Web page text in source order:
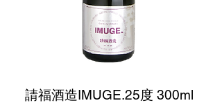
請福酒造IMUGE.25度 300ml